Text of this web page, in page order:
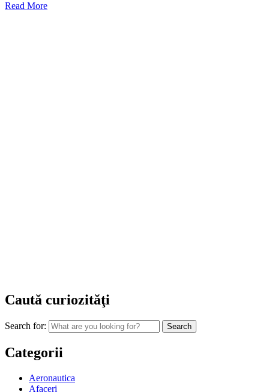
Read More
Caută curiozităţi
Search for:
Categorii
Aeronautica
Afaceri